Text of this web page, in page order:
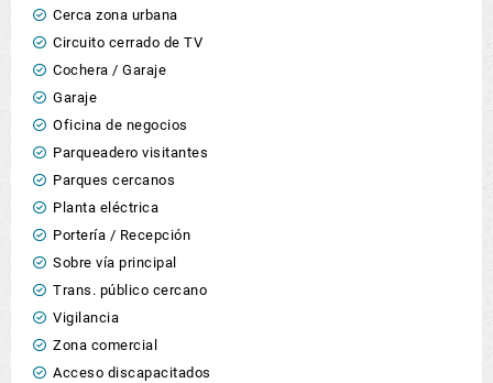
Cerca zona urbana
Circuito cerrado de TV
Cochera / Garaje
Garaje
Oficina de negocios
Parqueadero visitantes
Parques cercanos
Planta eléctrica
Portería / Recepción
Sobre vía principal
Trans. público cercano
Vigilancia
Zona comercial
Acceso discapacitados